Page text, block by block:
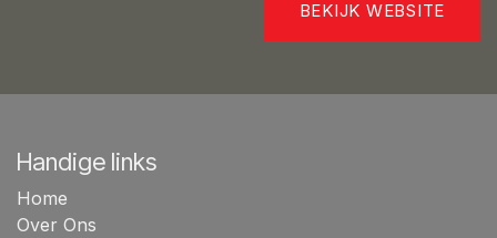
BEKIJK WEBSITE
Handige links
Home
Over Ons